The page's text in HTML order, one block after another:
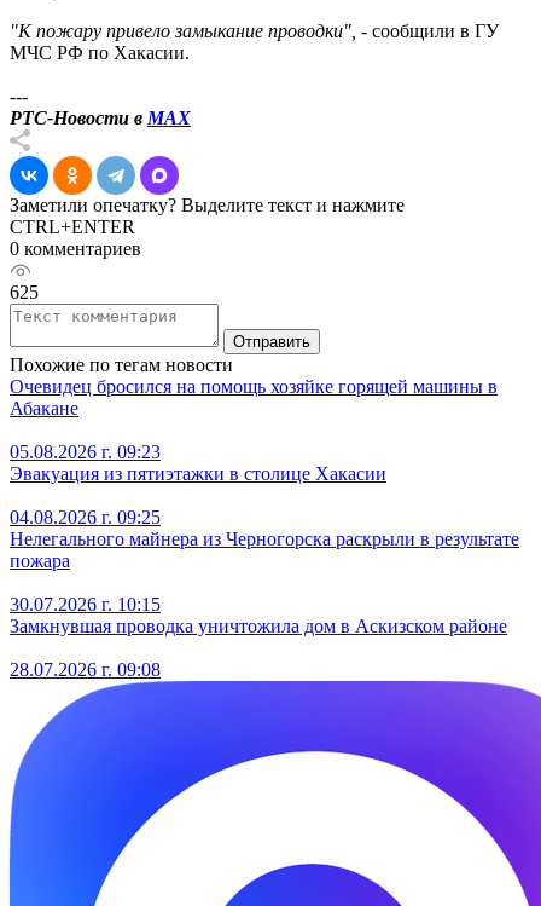
"К пожару привело замыкание проводки", - сообщили в ГУ
МЧС РФ по Хакасии.
---
РТС-Новости в MAX
Заметили опечатку? Выделите текст и нажмите
CTRL+ENTER
0 комментариев
625
Отправить
Похожие по тегам новости
Очевидец бросился на помощь хозяйке горящей машины в
Абакане
05.08.2026 г. 09:23
Эвакуация из пятиэтажки в столице Хакасии
04.08.2026 г. 09:25
Нелегального майнера из Черногорска раскрыли в результате
пожара
30.07.2026 г. 10:15
Замкнувшая проводка уничтожила дом в Аскизском районе
28.07.2026 г. 09:08